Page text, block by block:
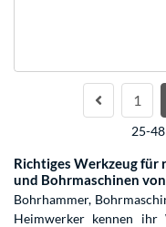
1
25-
Richtiges Werkzeug
und Bohrmaschinen
Bohrhammer,
Heimwerker kennen ihr